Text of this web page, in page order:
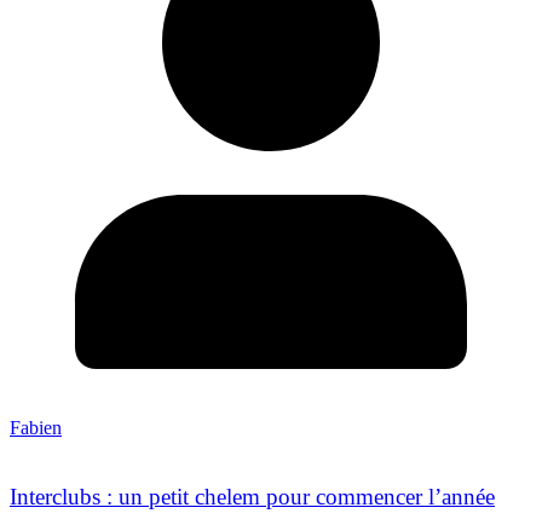
Fabien
Interclubs : un petit chelem pour commencer l’année